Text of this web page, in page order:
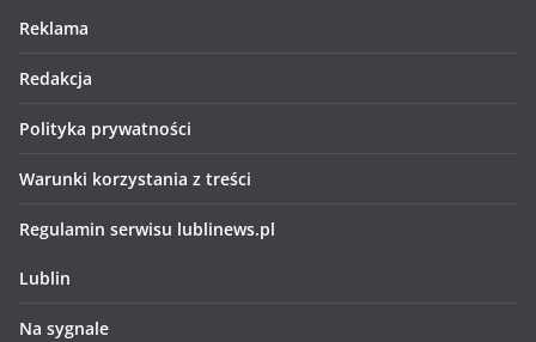
Reklama
Redakcja
Polityka prywatności
Warunki korzystania z treści
Regulamin serwisu lublinews.pl
Lublin
Na sygnale